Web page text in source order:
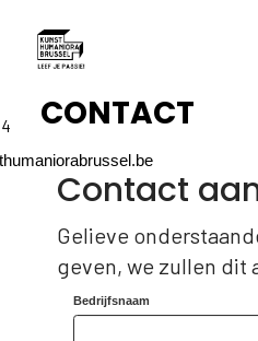
ContactAdres
CONTACT
Contact
Gelieve
geven, we zullen dit
Bedrijfsnaam